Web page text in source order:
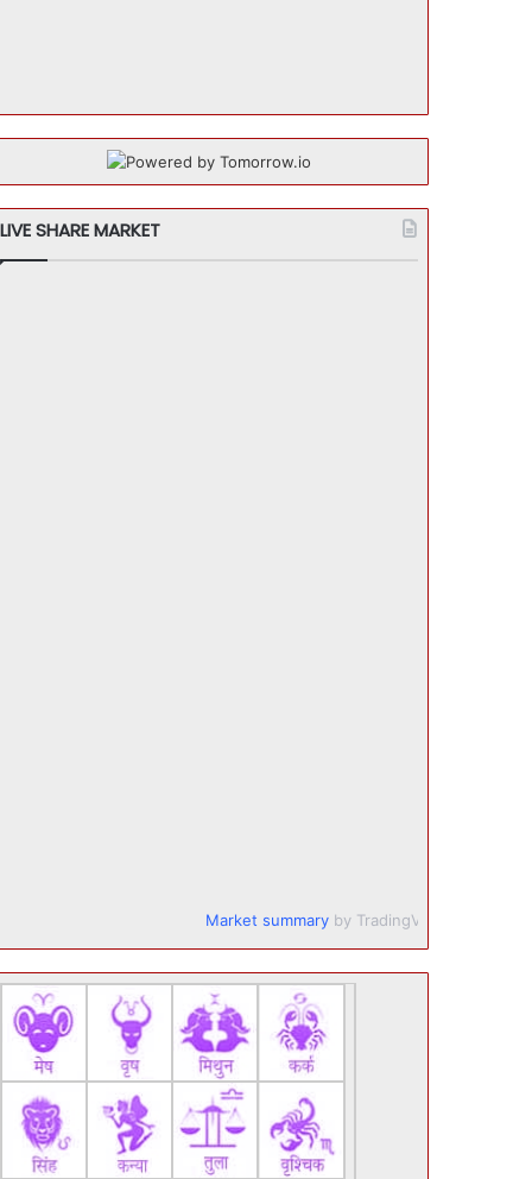
LIVE SHARE MARKET
Market summary by TradingView